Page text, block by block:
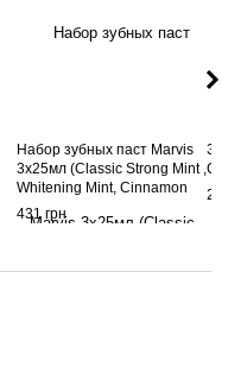
Набор зубных паст Marvis
3x25мл (Classic Strong Mint ,
Whitening Mint, Cinnamon
Mint)
431 грн
299